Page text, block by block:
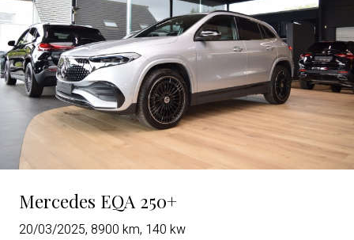
Mercedes EQA 250+
20/03/2025, 8900 km, 140 kw